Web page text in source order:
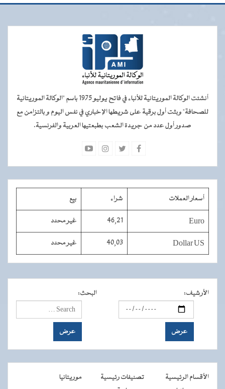
أنشئت الوكالة الموريتانية للأنباء في فاتح يوليو 1975 باسم "الوكالة الموريتانية
للصحافة" وبثت أول برقية على شريطها الإخباري في نفس اليوم و بالتزامن مع
صدور أول عدد من جريدة الشعب بطبعتيها العربية والفرنسية.
أسعار العملات شراء بيع
Euro
46,21 غير محدد
Dollar US
40,03 غير محدد
الأرشيف: البحث:
الأقسام الرئيسية تصنيفات رئيسية
موريتانيا